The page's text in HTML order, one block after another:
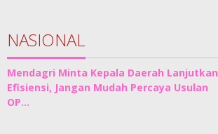
NASIONAL
Mendagri Minta Kepala Daerah Lanjutkan
Efisiensi, Jangan Mudah Percaya Usulan
OP…